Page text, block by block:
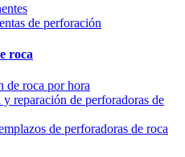
de perforación
roca
de roca por hora
y reparación de perforadoras de
de perforadoras de roca